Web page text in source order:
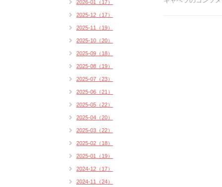
2026-01（17）
2025-12（17）
2025-11（19）
2025-10（20）
2025-09（18）
2025-08（19）
2025-07（23）
2025-06（21）
2025-05（22）
2025-04（20）
2025-03（22）
2025-02（18）
2025-01（19）
2024-12（17）
2024-11（24）